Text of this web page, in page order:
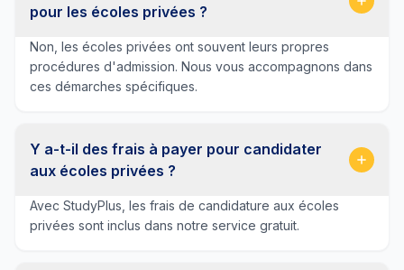
pour les écoles privées ?
Non, les écoles privées ont souvent leurs propres
procédures d'admission. Nous vous accompagnons dans
ces démarches spécifiques.
Y a-t-il des frais à payer pour candidater
aux écoles privées ?
Avec StudyPlus, les frais de candidature aux écoles
privées sont inclus dans notre service gratuit.